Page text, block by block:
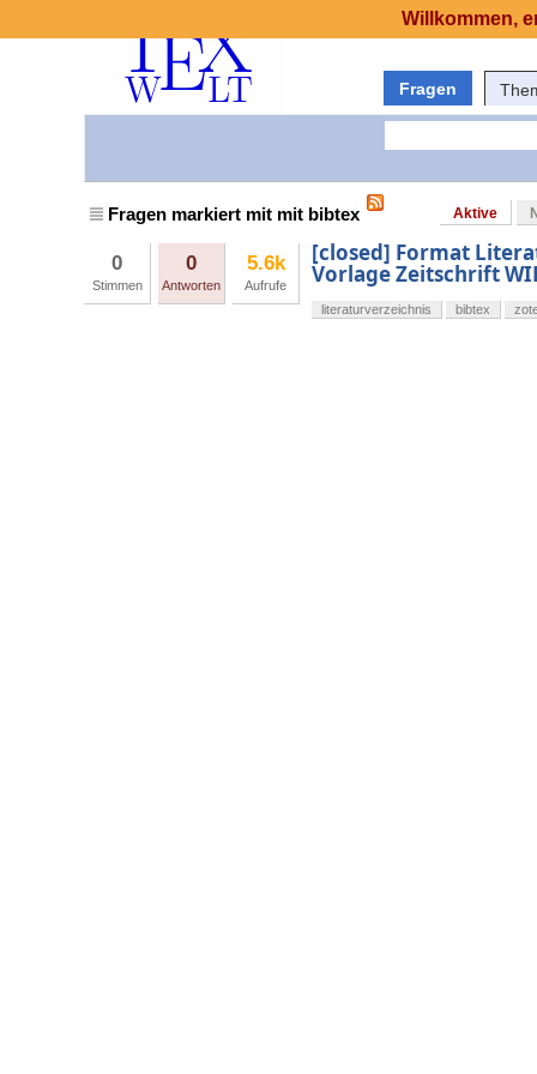
Fragen
Fragen markiert mit mit bibtex Aktive
0
Stimmen
0
Antworten
5.6k
Aufrufe
[closed] Format
Vorlage Zeitschrift
literaturverzeichnis bibtex
Willkommen,